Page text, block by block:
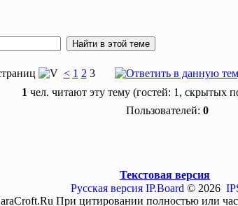
< 1 2 3
1 чел. читают эту тему (гостей: 1, скрытых
Пользователей: 0
Текстовая версия
Русская версия IP.Board © 2026
При цитировании полностью или